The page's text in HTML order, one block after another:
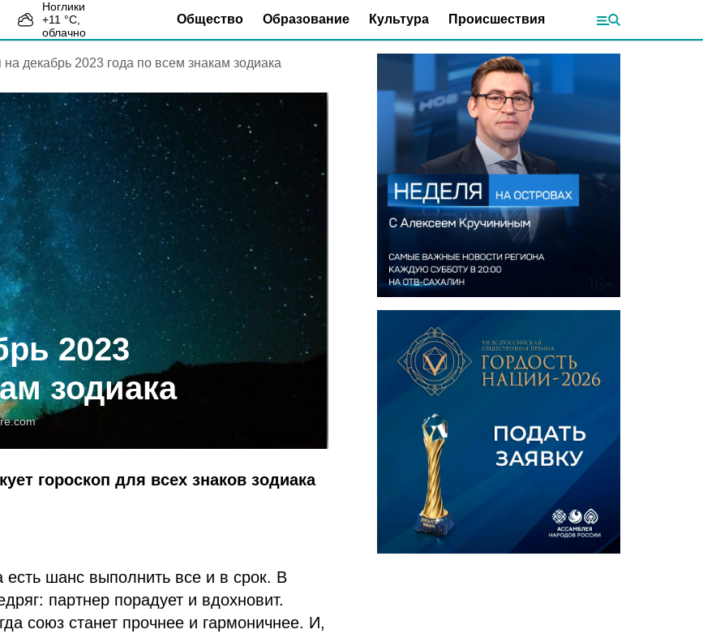
Ноглики
+11 °С,
облачно
Общество Образование Культура Происшествия
на декабрь 2023 года по всем знакам зодиака
2023
зодиака
гороскоп для всех знаков зодиака
шанс выполнить все и в срок. В
партнер порадует и вдохновит.
союз станет прочнее и гармоничнее. И,